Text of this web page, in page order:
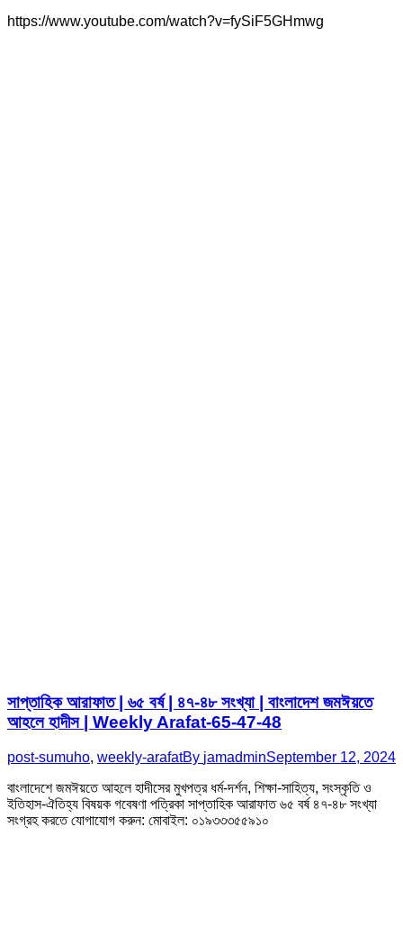
https://www.youtube.com/watch?v=fySiF5GHmwg
সাপ্তাহিক আরাফাত | ৬৫ বর্ষ | ৪৭-৪৮ সংখ্যা | বাংলাদেশ জমঈয়তে
আহলে হাদীস | Weekly Arafat-65-47-48
post-sumuho, weekly-arafatBy jamadminSeptember 12, 2024
বাংলাদেশে জমঈয়তে আহলে হাদীসের মুখপত্র ধর্ম-দর্শন, শিক্ষা-সাহিত্য, সংস্কৃতি ও
ইতিহাস-ঐতিহ্য বিষয়ক গবেষণা পত্রিকা সাপ্তাহিক আরাফাত ৬৫ বর্ষ ৪৭-৪৮ সংখ্যা
সংগ্রহ করতে যোগাযোগ করুন: মোবাইল: ০১৯৩৩৩৫৫৯১০